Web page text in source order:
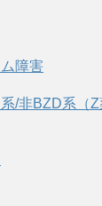
障害
/非BZD系（Z